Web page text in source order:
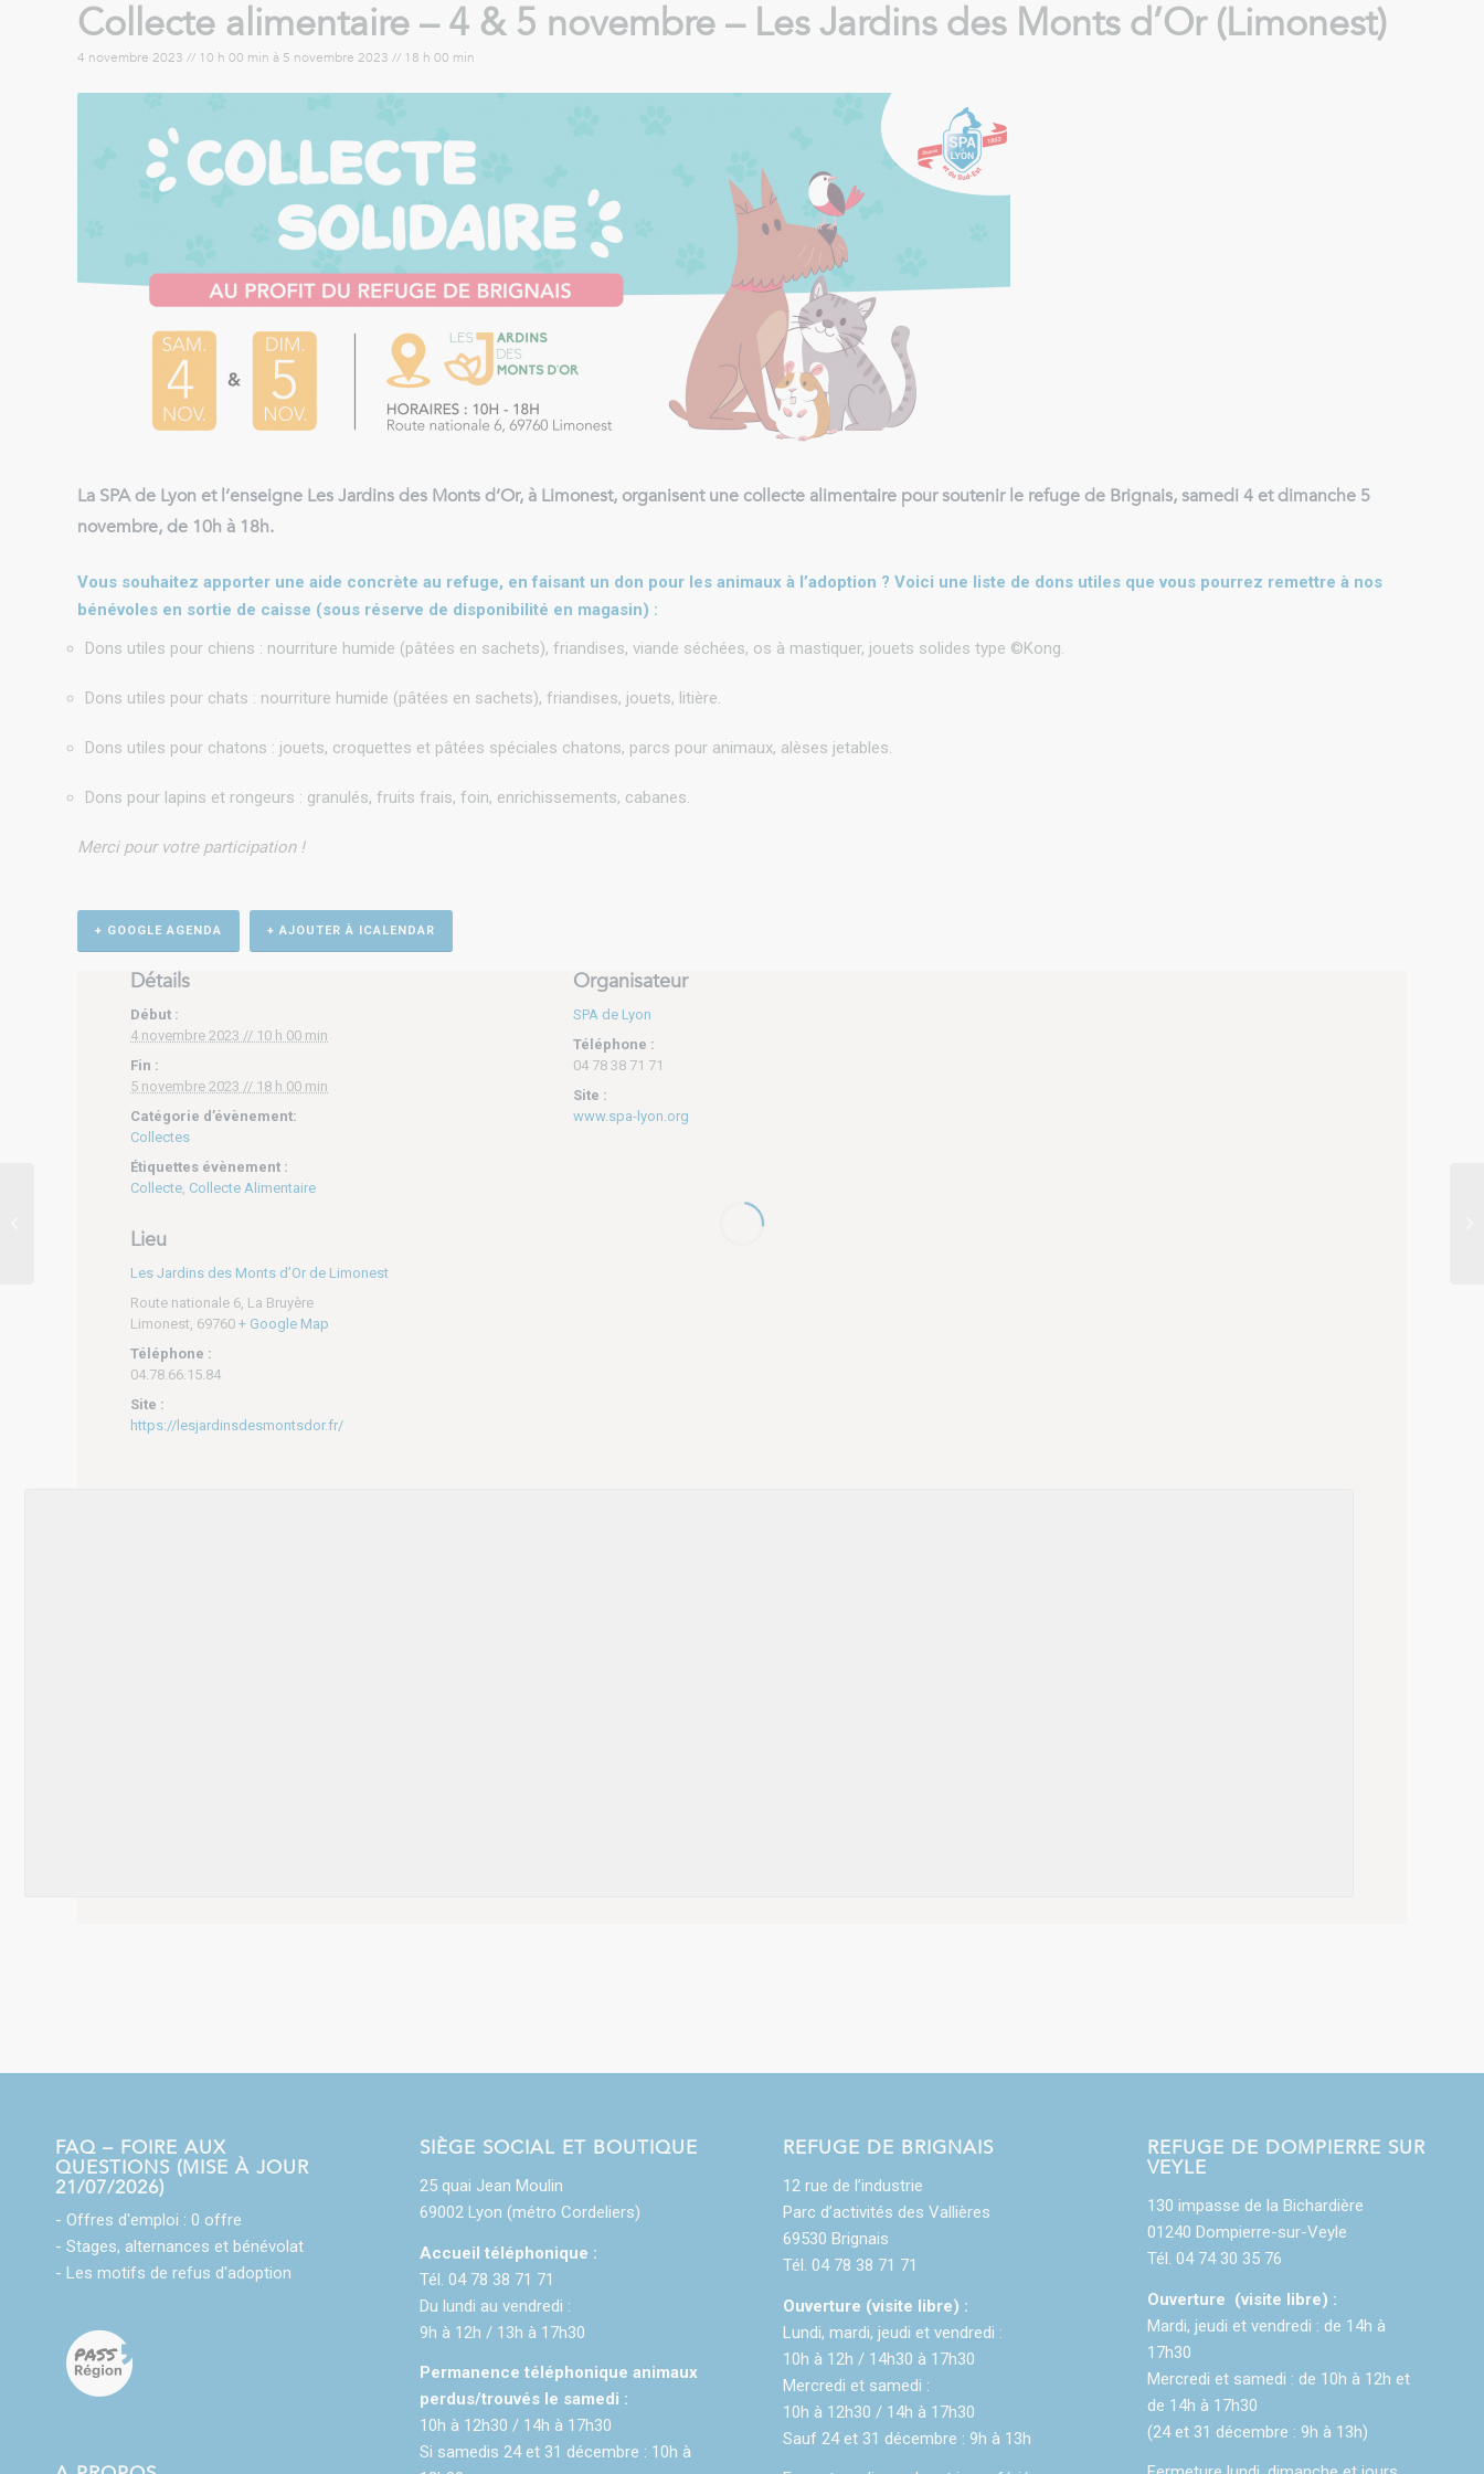
Collecte alimentaire – 4 & 5 novembre – Les Jardins des Monts d’Or (Limonest)
4 novembre 2023 // 10 h 00 min à 5 novembre 2023 // 18 h 00 min
La SPA de Lyon et l’enseigne Les Jardins des Monts d’Or, à Limonest, organisent une collecte alimentaire pour soutenir le refuge de Brignais, samedi 4 et dimanche 5
novembre, de 10h à 18h.
Vous souhaitez apporter une aide concrète au refuge, en faisant un don pour les animaux à l’adoption ? Voici une liste de dons utiles que vous pourrez remettre à nos
bénévoles en sortie de caisse (sous réserve de disponibilité en magasin) :
Dons utiles pour chiens : nourriture humide (pâtées en sachets), friandises, viande séchées, os à mastiquer, jouets solides type ©Kong.
Dons utiles pour chats : nourriture humide (pâtées en sachets), friandises, jouets, litière.
Dons utiles pour chatons : jouets, croquettes et pâtées spéciales chatons, parcs pour animaux, alèses jetables.
Dons pour lapins et rongeurs : granulés, fruits frais, foin, enrichissements, cabanes.
Merci pour votre participation !
+ GOOGLE AGENDA + AJOUTER À ICALENDAR
Détails
Début :
4 novembre 2023 // 10 h 00 min
Fin :
5 novembre 2023 // 18 h 00 min
Catégorie d’évènement:
Collectes
Étiquettes évènement :
Collecte, Collecte Alimentaire
Organisateur
SPA de Lyon
Téléphone :
04 78 38 71 71
Site :
www.spa-lyon.org
Lieu
Les Jardins des Monts d’Or de Limonest
Route nationale 6, La Bruyère
Limonest, 69760 + Google Map
Téléphone :
04.78.66.15.84
Site :
https://lesjardinsdesmontsdor.fr/
FAQ – FOIRE AUX
QUESTIONS (MISE À JOUR
21/07/2026)
- Offres d'emploi : 0 offre
- Stages, alternances et bénévolat
- Les motifs de refus d'adoption
SIÈGE SOCIAL ET BOUTIQUE
25 quai Jean Moulin
69002 Lyon (métro Cordeliers)
Accueil téléphonique :
Tél. 04 78 38 71 71
Du lundi au vendredi :
9h à 12h / 13h à 17h30
Permanence téléphonique animaux
perdus/trouvés le samedi :
10h à 12h30 / 14h à 17h30
Si samedis 24 et 31 décembre : 10h à
REFUGE DE BRIGNAIS
12 rue de l’industrie
Parc d’activités des Vallières
69530 Brignais
Tél. 04 78 38 71 71
Ouverture (visite libre) :
Lundi, mardi, jeudi et vendredi :
10h à 12h / 14h30 à 17h30
Mercredi et samedi :
10h à 12h30 / 14h à 17h30
Sauf 24 et 31 décembre : 9h à 13h
REFUGE DE DOMPIERRE SUR
VEYLE
130 impasse de la Bichardière
01240 Dompierre-sur-Veyle
Tél. 04 74 30 35 76
Ouverture (visite libre) :
Mardi, jeudi et vendredi : de 14h à
17h30
Mercredi et samedi : de 10h à 12h et
de 14h à 17h30
(24 et 31 décembre : 9h à 13h)
Collecte alimentaire –
Gamm vert (Saint-Denis-